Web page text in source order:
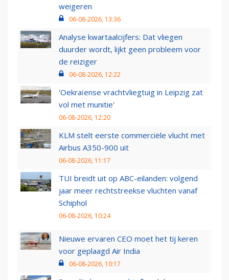
weigeren
06-08-2026, 13:36
Analyse kwartaalcijfers: Dat vliegen
duurder wordt, lijkt geen probleem voor
de reiziger
06-08-2026, 12:22
'Oekraïense vrachtvliegtuig in Leipzig zat
vol met munitie'
06-08-2026, 12:20
KLM stelt eerste commerciële vlucht met
Airbus A350-900 uit
06-08-2026, 11:17
TUI breidt uit op ABC-eilanden: volgend
jaar meer rechtstreekse vluchten vanaf
Schiphol
06-08-2026, 10:24
Nieuwe ervaren CEO moet het tij keren
voor geplaagd Air India
06-08-2026, 10:17